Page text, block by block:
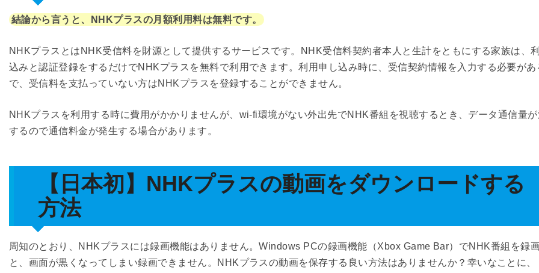
結論から言うと、NHKプラスの月額利用料は無料です。
NHKプラスとはNHK受信料を財源として提供するサービスです。NHK受信料契約者本人と生計をともにする家族は、
込みと認証登録をするだけでNHKプラスを無料で利用できます。利用申し込み時に、受信契約情報を入力する必要があ
で、受信料を支払っていない方はNHKプラスを登録することができません。
NHKプラスを利用する時に費用がかかりませんが、wi-fi環境がない外出先でNHK番組を視聴するとき、データ通信量
するので通信料金が発生する場合があります。
【日本初】NHKプラスの動画をダウンロードする
方法
周知のとおり、NHKプラスには録画機能はありません。Windows PCの録画機能（Xbox Game Bar）でNHK番組を録
と、画面が黒くなってしまい録画できません。NHKプラスの動画を保存する良い方法はありませんか？幸いなことに、